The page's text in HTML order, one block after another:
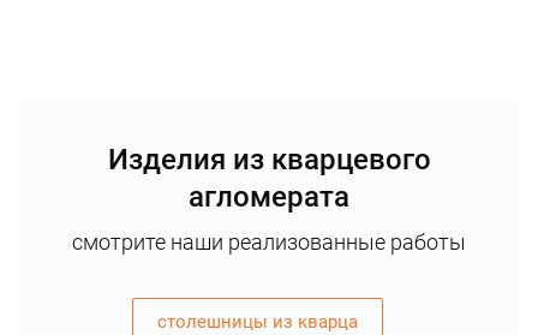
Изделия из кварцевого
агломерата
смотрите наши реализованные работы
столешницы из кварца